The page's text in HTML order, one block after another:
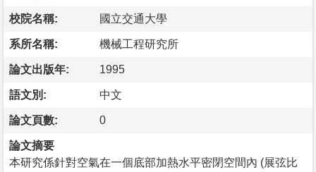
校院名稱: 國立交通大學
系所名稱: 機械工程研究所
論文出版年: 1995
語文別: 中文
論文頁數: 0
論文摘要
本研究係針對空氣在一個底部加熱水平密閉空間內 (展弦比